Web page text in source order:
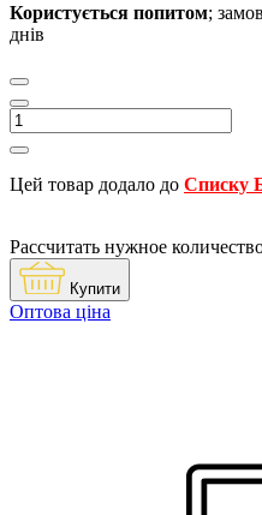
Користується попитом;
днів
Цей товар додало до Списку
Рассчитать нужное
Купити
Оптова ціна